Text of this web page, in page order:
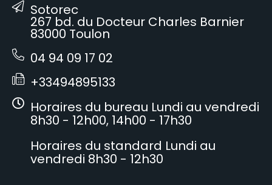
Sotorec
267 bd. du Docteur Charles Barnier
83000 Toulon
04 94 09 17 02
+33494895133
Horaires du bureau Lundi au vendredi
8h30 - 12h00, 14h00 - 17h30
Horaires du standard Lundi au
vendredi 8h30 - 12h30